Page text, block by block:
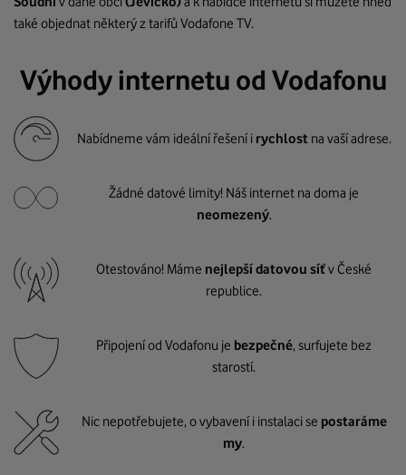
také objednat některý z tarifů Vodafone TV.
Výhody internetu od Vodafonu
Nabídneme vám ideální řešení i rychlost na vaší adrese.
Žádné datové limity! Náš internet na doma je
neomezený.
Otestováno! Máme nejlepší datovou síťv České
republice.
Připojení od Vodafonu je bezpečné, surfujete bez
starostí.
Nic nepotřebujete, o vybavení i instalaci se postaráme
my.